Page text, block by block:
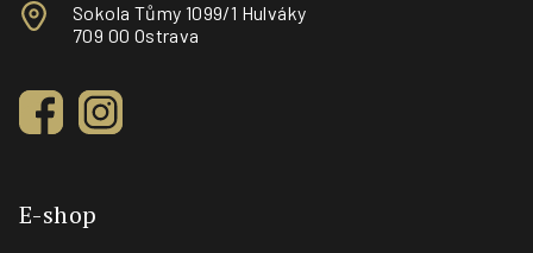
Sokola Tůmy 1099/1 Hulváky
709 00 Ostrava
E-shop